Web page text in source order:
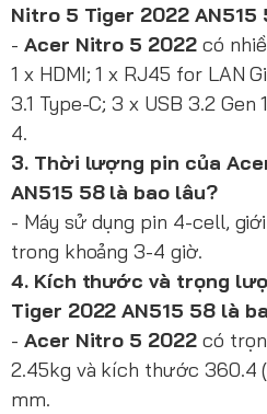
Nitro 5 Tiger 2022 AN515
- Acer Nitro 5 2022có
1 x HDMI; 1 x RJ45 for LAN
3.1 Type-C; 3 x USB 3.2
4.
3. Thời lượng pin của
AN515 58 là bao lâu?
- Máy sử dụng pin 4-cell,
trong khoảng 3-4 giờ.
4. Kích thước và trọng
Tiger 2022 AN515 58 là
- Acer Nitro 5 2022có
2.45kg và kích thước 360.4
mm.